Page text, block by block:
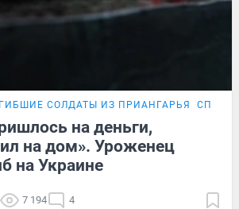
СОЛДАТЫ ИЗ ПРИАНГАРЬЯ
на деньги,
на дом». Уроженец
на Украине
7 194 4